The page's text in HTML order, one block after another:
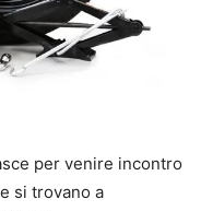
per venire incontro
si trovano a